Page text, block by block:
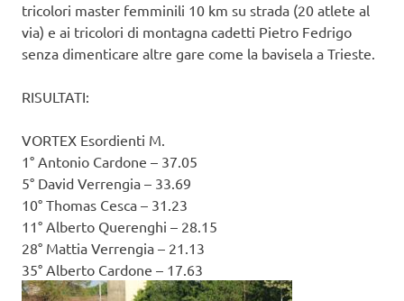
tricolori master femminili 10 km su strada (20 atlete al
via) e ai tricolori di montagna cadetti Pietro Fedrigo
senza dimenticare altre gare come la bavisela a Trieste.
RISULTATI:
VORTEX Esordienti M.
1° Antonio Cardone – 37.05
5° David Verrengia – 33.69
10° Thomas Cesca – 31.23
11° Alberto Querenghi – 28.15
28° Mattia Verrengia – 21.13
35° Alberto Cardone – 17.63